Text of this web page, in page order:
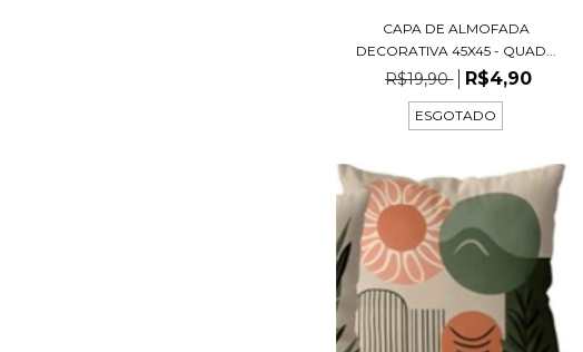
CAPA DE ALMOFADA
DECORATIVA 45X45 - QUAD...
R$19,90 R$4,90
ESGOTADO